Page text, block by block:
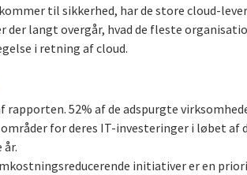
til sikkerhed, har de store cloud-
der langt overgår, hvad de fleste
i retning af cloud.
52% af de adspurgte
for deres IT-investeringer i løbet af
initiativer er en